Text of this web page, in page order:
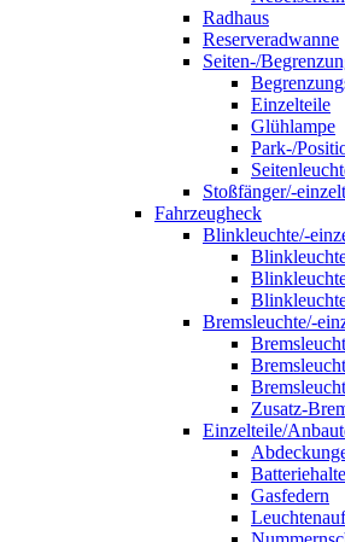
Radhaus
Reserveradwanne
Seiten-/
Einzelteile
Glühlampe
Park-/
Stoßfänger/-
Fahrzeugheck
Blinkleuchte/-
Bremsleuchte/-
Zusatz-
Einzelteile/
Gasfedern